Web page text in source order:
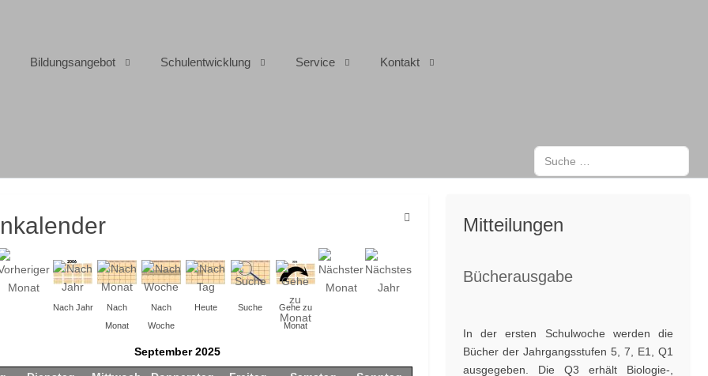
Bildungsangebot Schulentwicklung Service Kontakt
Nach Jahr
Nach
Monat
Nach
Woche
Heute Suche
Gehe zu
Monat
September 2025
Mitteilungen
Bücherausgabe
In der ersten Schulwoche werden die
Bücher der Jahrgangsstufen 5, 7, E1, Q1
ausgegeben. Die Q3 erhält Biologie-,